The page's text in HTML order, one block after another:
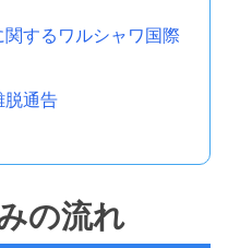
するワルシャワ国際
通告
の流れ